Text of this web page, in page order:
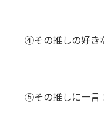
④その推しの好き
⑤その推しに一言